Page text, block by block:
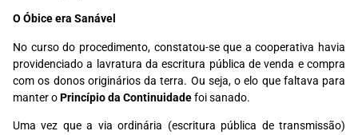
O Óbice era Sanável
No curso do procedimento, constatou-se que a cooperativa havia
providenciado a lavratura da escritura pública de venda e compra
com os donos originários da terra. Ou seja, o elo que faltava para
manter oPrincípio da Continuidadefoi sanado.
Uma vez que a via ordinária (escritura pública de transmissão)